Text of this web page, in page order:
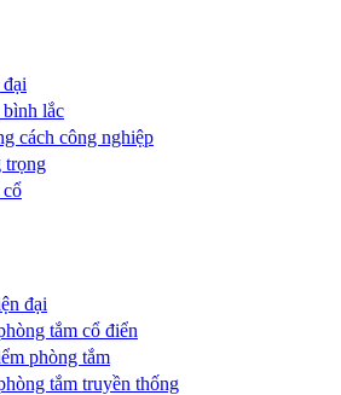
lắc
cách công nghiệp
trọng
cổ
đại
tắm cổ điển
phòng tắm
tắm truyền thống